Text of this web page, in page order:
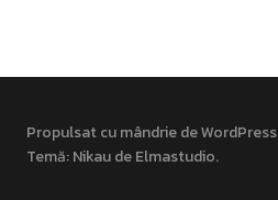
Propulsat cu mândrie de WordPress
Temă: Nikau deElmastudio.